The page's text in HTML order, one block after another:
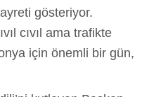
gösteriyor.
cıvıl ama trafikte
için önemli bir gün,